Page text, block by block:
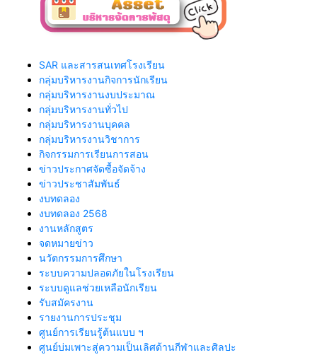
SAR และสารสนเทศโรงเรียน
กลุ่มบริหารงานกิจการนักเรียน
กลุ่มบริหารงานงบประมาณ
กลุ่มบริหารงานทั่วไป
กลุ่มบริหารงานบุคคล
กลุ่มบริหารงานวิชาการ
กิจกรรมการเรียนการสอน
ข่าวประกาศจัดซื้อจัดจ้าง
ข่าวประชาสัมพันธ์
งบทดลอง
งบทดลอง 2568
งานหลักสูตร
จดหมายข่าว
นวัตกรรมการศึกษา
ระบบความปลอดภัยในโรงเรียน
ระบบดูแลช่วยเหลือนักเรียน
รับสมัครงาน
รายงานการประชุม
ศูนย์การเรียนรู้ต้นแบบ ฯ
ศูนย์บ่มเพาะสู่ความเป็นเลิศด้านกีฬาและศิลปะ